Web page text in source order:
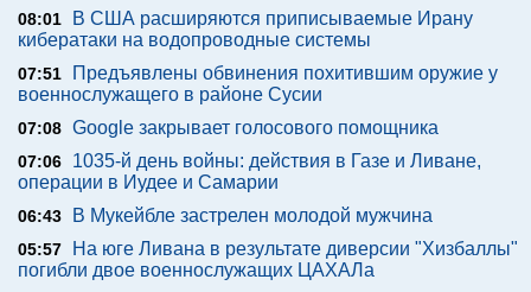
08:01
В США расширяются приписываемые Ирану
кибератаки на водопроводные системы
07:51
Предъявлены обвинения похитившим оружие у
военнослужащего в районе Сусии
07:08 Google закрывает голосового помощника
07:06
1035-й день войны: действия в Газе и Ливане,
операции в Иудее и Самарии
06:43 В Мукейбле застрелен молодой мужчина
05:57
На юге Ливана в результате диверсии "Хизбаллы"
погибли двое военнослужащих ЦАХАЛа